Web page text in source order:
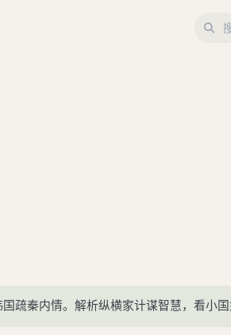
疏秦内情。解析纵横家计谋智慧，看小国